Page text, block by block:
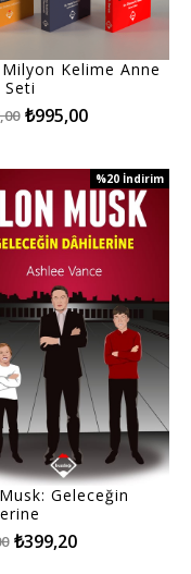
Kelime Anne
Seti
₺995,00
Geleceğin
₺399,20
%20 İndirim
%20İndirim